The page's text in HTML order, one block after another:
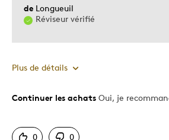
de Longueuil
Réviseur vérifié
Plus de détails
Le pour
Continuer les achats Oui, je
0 0